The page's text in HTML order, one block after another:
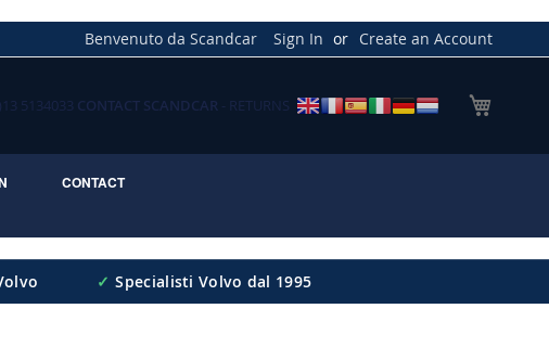
Benvenuto da Scandcar Sign In Create an Account
5134033 CONTACT SCANDCAR - RETURNS
CONTACT
✓ Specialisti Volvo dal 1995